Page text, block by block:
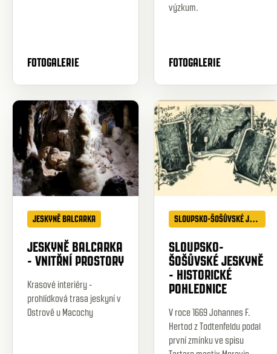
FOTOGALERIE
výzkum.
FOTOGALERIE
JESKYNĚ BALCARKA
JESKYNĚ BALCARKA
- VNITŘNÍ PROSTORY
Krasové interiéry -
prohlídková trasa jeskyní v
Ostrově u Macochy
SLOUPSKO-ŠOŠŮVSKÉ JESKYNĚ
SLOUPSKO-
ŠOŠŮVSKÉ JESKYNĚ
- HISTORICKÉ
POHLEDNICE
V roce 1669 Johannes F.
Hertod z Todtenfeldu podal
první zmínku ve spisu